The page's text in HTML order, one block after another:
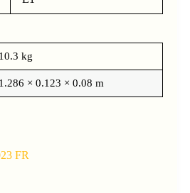
10.3 kg
1.286 × 0.123 × 0.08 m
FR